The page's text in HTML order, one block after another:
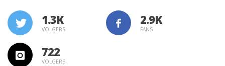
1.3K
VOLGERS FANS
722
VOLGERS